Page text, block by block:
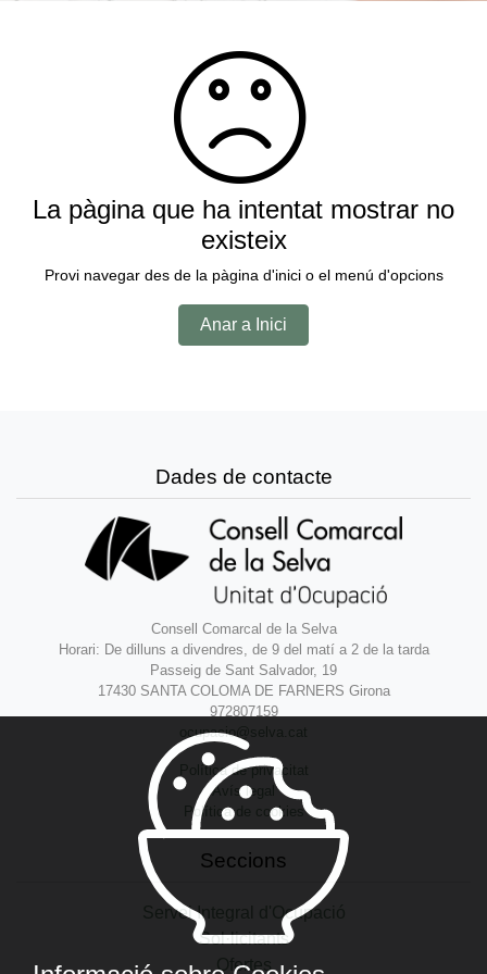
La pàgina que ha intentat mostrar no
existeix
Provi navegar des de la pàgina d'inici o el menú d'opcions
Anar a Inici
Dades de contacte
Consell Comarcal de la Selva
Horari: De dilluns a divendres, de 9 del matí a 2 de la tarda
Passeig de Sant Salvador, 19
17430 SANTA COLOMA DE FARNERS Girona
972807159
ocupacio@selva.cat
Política de privacitat
Avís legal
Política de cookies
Seccions
Servei Integral d'Ocupació
Sol·licitants
Ofertes